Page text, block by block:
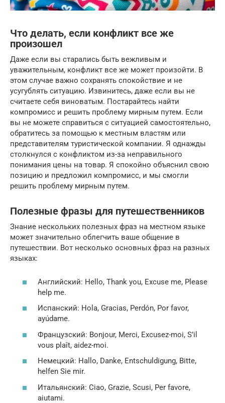
Что делать, если конфликт все же
произошел
Даже если вы старались быть вежливым и
уважительным, конфликт все же может произойти. В
этом случае важно сохранять спокойствие и не
усугублять ситуацию. Извинитесь, даже если вы не
считаете себя виноватым. Постарайтесь найти
компромисс и решить проблему мирным путем. Если
вы не можете справиться с ситуацией самостоятельно,
обратитесь за помощью к местным властям или
представителям туристической компании. Я однажды
столкнулся с конфликтом из-за неправильного
понимания цены на товар. Я спокойно объяснил свою
позицию и предложил компромисс, и мы смогли
решить проблему мирным путем.
Полезные фразы для путешественников
Знание нескольких полезных фраз на местном языке
может значительно облегчить ваше общение в
путешествии. Вот несколько основных фраз на разных
языках:
Английский: Hello, Thank you, Excuse me, Please
help me.
Испанский: Hola, Gracias, Perdón, Por favor,
ayúdame.
Французский: Bonjour, Merci, Excusez-moi, S’il
vous plaît, aidez-moi.
Немецкий: Hallo, Danke, Entschuldigung, Bitte,
helfen Sie mir.
Итальянский: Ciao, Grazie, Scusi, Per favore,
aiutami.